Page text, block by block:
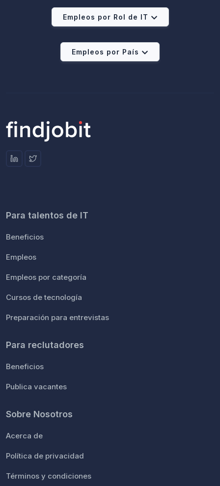
Empleos por Rol de IT
Empleos por País
Para talentos de IT
Beneficios
Empleos
Empleos por categoría
Cursos de tecnología
Preparación para entrevistas
Para reclutadores
Beneficios
Publica vacantes
Sobre Nosotros
Acerca de
Política de privacidad
Términos y condiciones